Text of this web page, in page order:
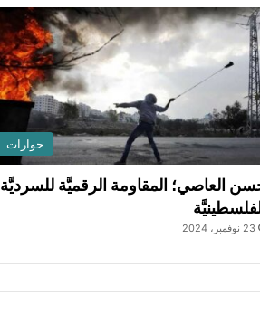
حوارات
العاصي؛ المقاومة الرقميَّة للسرديَّة
23 نوفمبر، 2024